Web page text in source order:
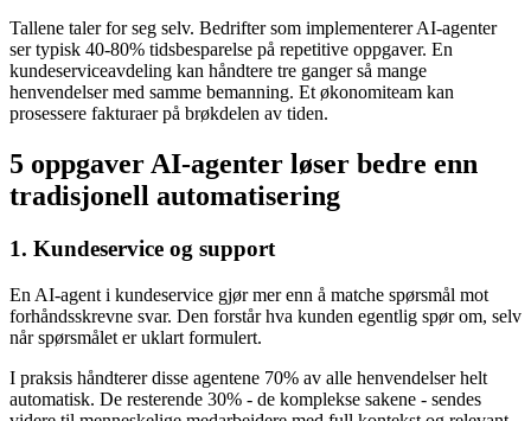
Tallene taler for seg selv. Bedrifter som implementerer AI-agenter
ser typisk 40-80% tidsbesparelse på repetitive oppgaver. En
kundeserviceavdeling kan håndtere tre ganger så mange
henvendelser med samme bemanning. Et økonomiteam kan
prosessere fakturaer på brøkdelen av tiden.
5 oppgaver AI-agenter løser bedre enn
tradisjonell automatisering
1. Kundeservice og support
En AI-agent i kundeservice gjør mer enn å matche spørsmål mot
forhåndsskrevne svar. Den forstår hva kunden egentlig spør om, selv
når spørsmålet er uklart formulert.
I praksis håndterer disse agentene 70% av alle henvendelser helt
automatisk. De resterende 30% - de komplekse sakene - sendes